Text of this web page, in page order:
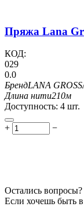
Пряжа Lana
КОД:
029
0.0
БрендLANA
Длина нити210м
Доступность: 4 шт.
+ −
Остались
Если хочешь быть